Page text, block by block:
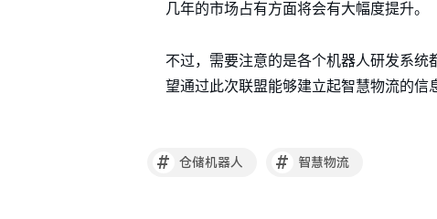
几年的市场占有方面将会有大幅度提升。
不过，需要注意的是各个机器人研发系统
望通过此次联盟能够建立起智慧物流的信
# 仓储机器人 # 智慧物流